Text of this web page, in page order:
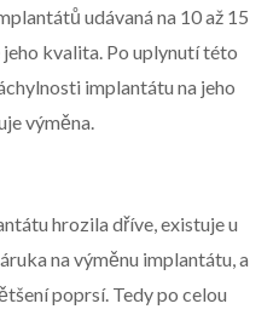
udávaná na 10 až 15
kvalita. Po uplynutí této
implantátu na jeho
výměna.
hrozila dříve, existuje u
na výměnu implantátu, a
poprsí. Tedy po celou